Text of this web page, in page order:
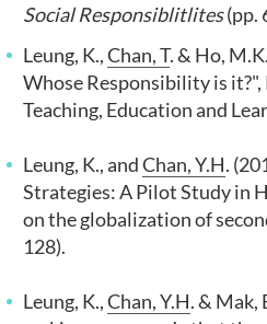
Social Responsiblitlites(pp.
Leung, K.,Chan, T. & Ho,
Whose Responsibility is
Teaching, Education and
Leung, K., andChan, Y.H.
Strategies: A Pilot Study in
on the globalization of
128).
Leung, K.,Chan, Y.H. & Mak,